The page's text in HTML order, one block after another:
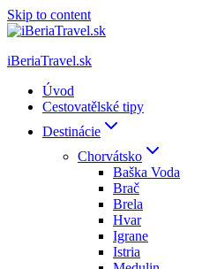
Skip to content
iBeriaTravel.sk
Úvod
Cestovatělské tipy
Destinácie
Chorvátsko
Baška Voda
Brač
Brela
Hvar
Igrane
Istria